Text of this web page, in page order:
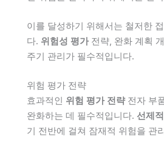
이를 달성하기 위해서는 철저한
다. 위험성 평가전략, 완화 계획
주기 관리가 필수적입니다.
위험 평가 전략
효과적인 위험 평가 전략전자 부
완화하는 데 필수적입니다. 선제
기 전반에 걸쳐 잠재적 위험을 관